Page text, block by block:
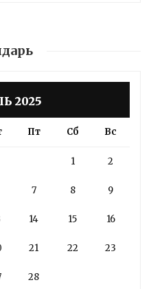
2025
Пт Сб Вс
1 2
7 8 9
14 15 16
21 22 23
28